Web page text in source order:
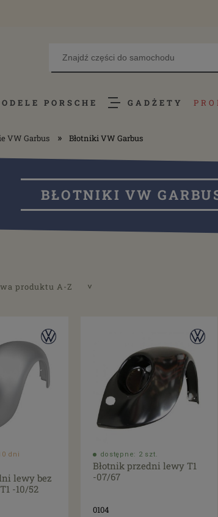
PORSCHE GADŻETY
VW Garbus » Błotniki VW Garbus
BŁOTNIKI VW
produktu A-Z
dni
lewy bez
-10/52
dostępne: 2 szt.
Błotnik przedni lewy T1
-07/67
0104